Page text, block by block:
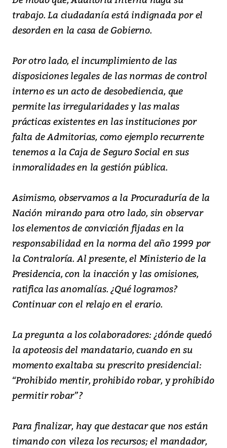
trabajo. La ciudadanía está indignada por el
desorden en la casa de Gobierno.
Por otro lado, el incumplimiento de las
disposiciones legales de las normas de control
interno es un acto de desobediencia, que
permite las irregularidades y las malas
prácticas existentes en las instituciones por
falta de Admitorias, como ejemplo recurrente
tenemos a la Caja de Seguro Social en sus
inmoralidades en la gestión pública.
Asimismo, observamos a la Procuraduría de la
Nación mirando para otro lado, sin observar
los elementos de convicción fijadas en la
responsabilidad en la norma del año 1999 por
la Contraloría. Al presente, el Ministerio de la
Presidencia, con la inacción y las omisiones,
ratifica las anomalías. ¿Qué logramos?
Continuar con el relajo en el erario.
La pregunta a los colaboradores: ¿dónde quedó
la apoteosis del mandatario, cuando en su
momento exaltaba su prescrito presidencial:
“Prohibido mentir, prohibido robar, y prohibido
permitir robar”?
Para finalizar, hay que destacar que nos están
timando con vileza los recursos; el mandador,